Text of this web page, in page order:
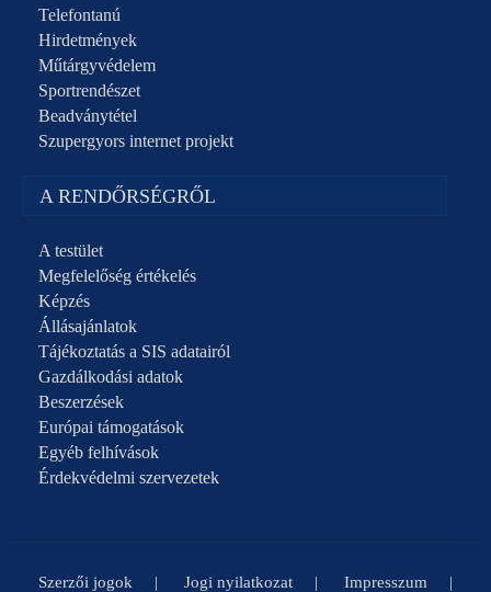
Telefontanú
Hirdetmények
Műtárgyvédelem
Sportrendészet
Beadványtétel
Szupergyors internet projekt
A RENDŐRSÉGRŐL
A testület
Megfelelőség értékelés
Képzés
Állásajánlatok
Tájékoztatás a SIS adatairól
Gazdálkodási adatok
Beszerzések
Európai támogatások
Egyéb felhívások
Érdekvédelmi szervezetek
Szerzői jogok Jogi nyilatkozat Impresszum